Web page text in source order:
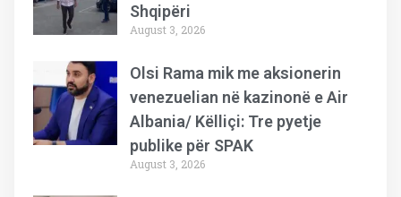
Shqipëri
August 3, 2026
Olsi Rama mik me aksionerin
venezuelian në kazinonë e Air
Albania/ Këlliçi: Tre pyetje
publike për SPAK
August 3, 2026